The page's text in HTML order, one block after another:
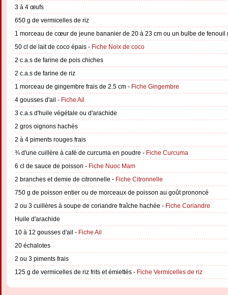
3 à 4 œufs
650 g de vermicelles de riz
1 morceau de cœur de jeune bananier de 20 à 23 cm ou un bulbe de fenouil
50 cl de lait de coco épais - Fiche Noix de coco
2 c.a.s de farine de pois chiches
2 c.a.s de farine de riz
1 morceau de gingembre frais de 2.5 cm - Fiche Gingembre
4 gousses d'ail - Fiche Ail
3 c.a.s d'huile végétale ou d'arachide
2 gros oignons hachés
2 à 4 piments rouges frais
¾ d'une cuillère à café de curcuma en poudre - Fiche Curcuma
6 cl de sauce de poisson - Fiche Nuoc Mam
2 branches et demie de citronnelle - Fiche Citronnelle
750 g de poisson entier ou de morceaux de poisson au goût prononcé
2 ou 3 cuillères à soupe de coriandre fraîche hachée - Fiche Coriandre
Huile d'arachide
10 à 12 gousses d'ail - Fiche Ail
20 échalotes
2 ou 3 piments frais
125 g de vermicelles de riz frits et émiettés - Fiche Vermicelles de riz